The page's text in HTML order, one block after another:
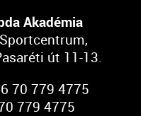
Akadémia
út 11-13.
70 779 4775
779 4775